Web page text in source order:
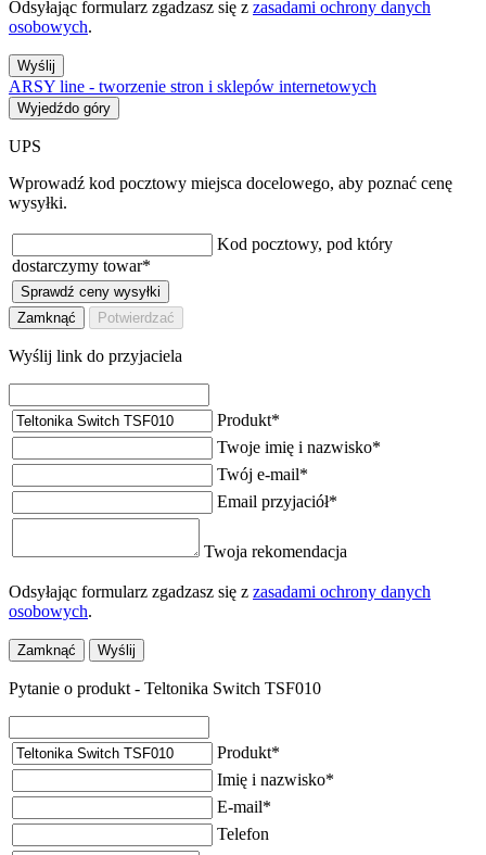
Odsyłając formularz zgadzasz się z zasadami ochrony danych
osobowych.
Wyślij
ARSY line - tworzenie stron i sklepów internetowych
Wyjedźdo góry
UPS
Wprowadź kod pocztowy miejsca docelowego, aby poznać cenę
wysyłki.
Kod pocztowy, pod który
dostarczymy towar*
Sprawdź ceny wysyłki
Zamknąć
Potwierdzać
Wyślij link do przyjaciela
Produkt*
Twoje imię i nazwisko*
Twój e-mail*
Email przyjaciół*
Twoja rekomendacja
Odsyłając formularz zgadzasz się z zasadami ochrony danych
osobowych.
Zamknąć Wyślij
Pytanie o produkt - Teltonika Switch TSF010
Produkt*
Imię i nazwisko*
E-mail*
Telefon